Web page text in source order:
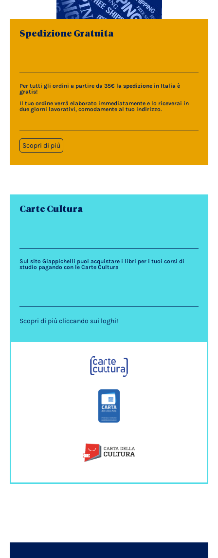
Spedizione Gratuita
Per tutti gli ordini a partire da 35€ la spedizione in Italia è
gratis!
Il tuo ordine verrà elaborato immediatamente e lo riceverai in
due giorni lavorativi, comodamente al tuo indirizzo.
Scopri di più
Carte Cultura
Sul sito Giappichelli puoi acquistare i libri per i tuoi corsi di
studio pagando con le Carte Cultura
Scopri di più cliccando sui loghi!